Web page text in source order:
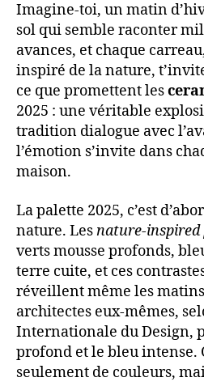
Imagine-toi, un matin
sol qui semble raconter
avances, et chaque
inspiré de la nature,
ce que promettent les
2025 : une véritable
tradition dialogue avec
l’émotion s’invite dans
maison.
La palette 2025, c’est
nature. Lesnature-inspired
verts mousse profonds,
terre cuite, et ces
réveillent même les
architectes eux-mêmes,
Internationale du Design,
profond et le bleu intense.
seulement de couleurs,